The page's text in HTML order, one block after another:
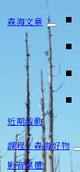
森海文章
近期活動
課程 / 森海好物
影音媒體